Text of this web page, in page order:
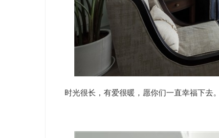
时光很长，有爱很暖，愿你们一直幸福下去